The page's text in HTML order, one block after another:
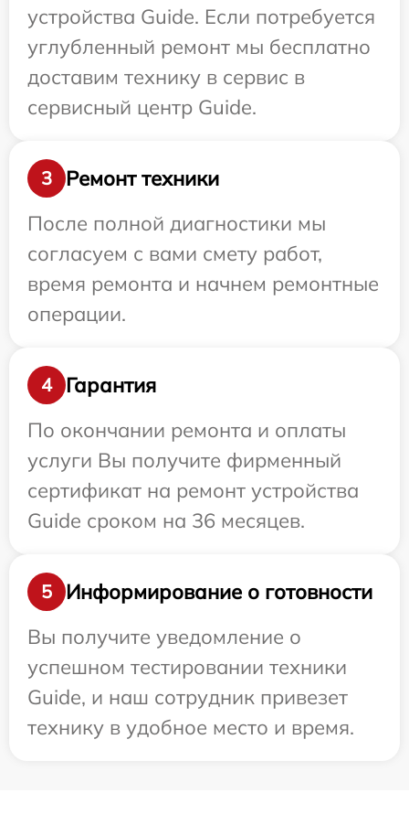
устройства Guide. Если потребуется
углубленный ремонт мы бесплатно
доставим технику в сервис в
сервисный центр Guide.
3
Ремонт техники
После полной диагностики мы
согласуем с вами смету работ,
время ремонта и начнем ремонтные
операции.
4
Гарантия
По окончании ремонта и оплаты
услуги Вы получите фирменный
сертификат на ремонт устройства
Guide сроком на 36 месяцев.
5
Информирование о готовности
Вы получите уведомление о
успешном тестировании техники
Guide, и наш сотрудник привезет
технику в удобное место и время.